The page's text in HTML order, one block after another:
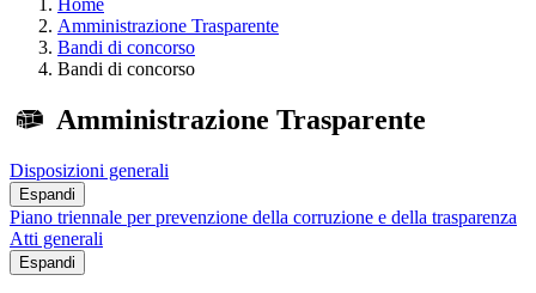
Home
Amministrazione Trasparente
Bandi di concorso
Bandi di concorso
Amministrazione Trasparente
Disposizioni generali
Espandi
Piano triennale per prevenzione della corruzione e della trasparenza
Atti generali
Espandi